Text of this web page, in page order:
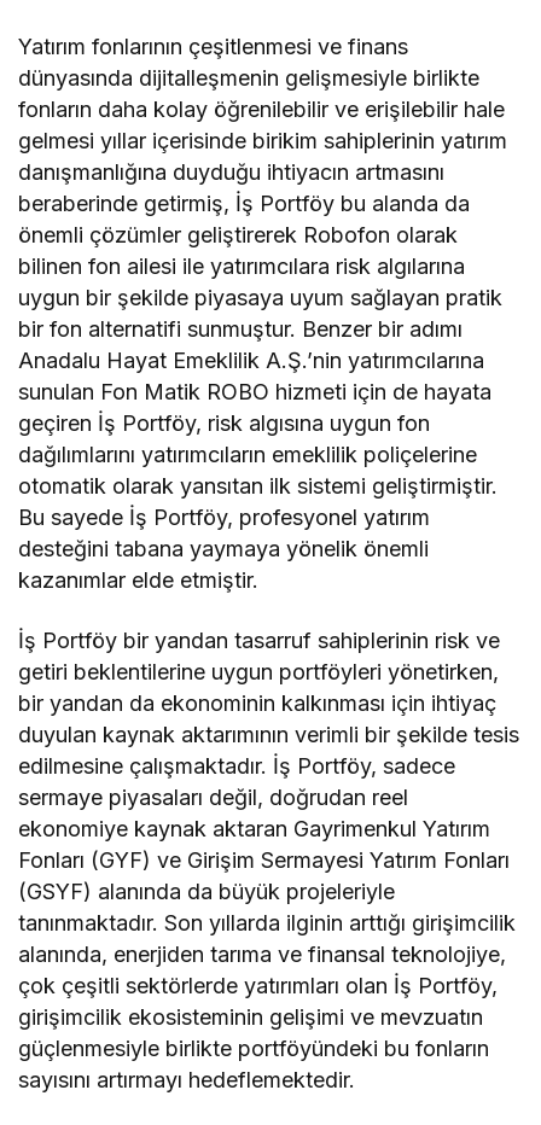
Yatırım fonlarının çeşitlenmesi ve finans
dünyasında dijitalleşmenin gelişmesiyle birlikte
fonların daha kolay öğrenilebilir ve erişilebilir hale
gelmesi yıllar içerisinde birikim sahiplerinin yatırım
danışmanlığına duyduğu ihtiyacın artmasını
beraberinde getirmiş, İş Portföy bu alanda da
önemli çözümler geliştirerek Robofon olarak
bilinen fon ailesi ile yatırımcılara risk algılarına
uygun bir şekilde piyasaya uyum sağlayan pratik
bir fon alternatifi sunmuştur. Benzer bir adımı
Anadalu Hayat Emeklilik A.Ş.’nin yatırımcılarına
sunulan Fon Matik ROBO hizmeti için de hayata
geçiren İş Portföy, risk algısına uygun fon
dağılımlarını yatırımcıların emeklilik poliçelerine
otomatik olarak yansıtan ilk sistemi geliştirmiştir.
Bu sayede İş Portföy, profesyonel yatırım
desteğini tabana yaymaya yönelik önemli
kazanımlar elde etmiştir.
İş Portföy bir yandan tasarruf sahiplerinin risk ve
getiri beklentilerine uygun portföyleri yönetirken,
bir yandan da ekonominin kalkınması için ihtiyaç
duyulan kaynak aktarımının verimli bir şekilde tesis
edilmesine çalışmaktadır. İş Portföy, sadece
sermaye piyasaları değil, doğrudan reel
ekonomiye kaynak aktaran Gayrimenkul Yatırım
Fonları (GYF) ve Girişim Sermayesi Yatırım Fonları
(GSYF) alanında da büyük projeleriyle
tanınmaktadır. Son yıllarda ilginin arttığı girişimcilik
alanında, enerjiden tarıma ve finansal teknolojiye,
çok çeşitli sektörlerde yatırımları olan İş Portföy,
girişimcilik ekosisteminin gelişimi ve mevzuatın
güçlenmesiyle birlikte portföyündeki bu fonların
sayısını artırmayı hedeflemektedir.